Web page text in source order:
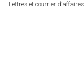
Lettres et courrier d’affaires